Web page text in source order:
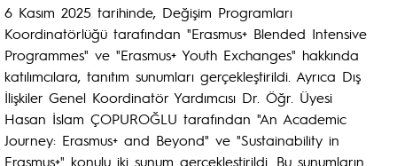
6 Kasım 2025 tarihinde, Değişim Programları
Koordinatörlüğü tarafından "Erasmus+ Blended Intensive
Programmes" ve "Erasmus+ Youth Exchanges" hakkında
katılımcılara, tanıtım sunumları gerçekleştirildi. Ayrıca Dış
İlişkiler Genel Koordinatör Yardımcısı Dr. Öğr. Üyesi
Hasan İslam ÇOPUROĞLU tarafından "An Academic
Journey: Erasmus+ and Beyond" ve "Sustainability in
Erasmus+" konulu iki sunum gerçekleştirildi. Bu sunumların